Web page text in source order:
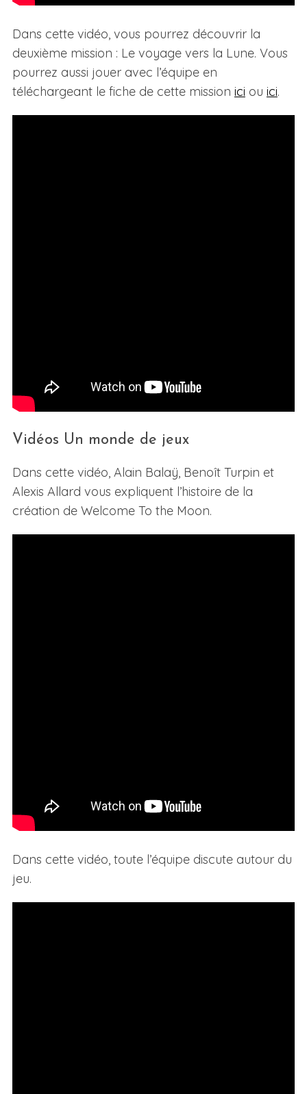
Dans cette vidéo, vous pourrez découvrir la
deuxième mission : Le voyage vers la Lune. Vous
pourrez aussi jouer avec l’équipe en
téléchargeant le fiche de cette mission ici ou ici.
Vidéos Un monde de jeux
Dans cette vidéo, Alain Balaÿ, Benoît Turpin et
Alexis Allard vous expliquent l’histoire de la
création de Welcome To the Moon.
Dans cette vidéo, toute l’équipe discute autour du
jeu.